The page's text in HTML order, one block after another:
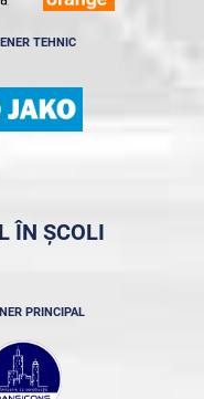
TEHNIC
ÎN ȘCOLI
PRINCIPAL